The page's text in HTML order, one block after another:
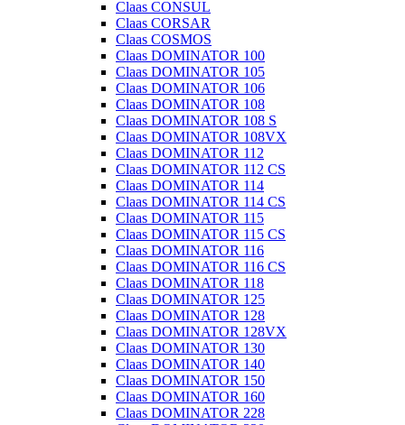
Claas CONSUL
Claas CORSAR
Claas COSMOS
Claas DOMINATOR 100
Claas DOMINATOR 105
Claas DOMINATOR 106
Claas DOMINATOR 108
Claas DOMINATOR 108 S
Claas DOMINATOR 108VX
Claas DOMINATOR 112
Claas DOMINATOR 112 CS
Claas DOMINATOR 114
Claas DOMINATOR 114 CS
Claas DOMINATOR 115
Claas DOMINATOR 115 CS
Claas DOMINATOR 116
Claas DOMINATOR 116 CS
Claas DOMINATOR 118
Claas DOMINATOR 125
Claas DOMINATOR 128
Claas DOMINATOR 128VX
Claas DOMINATOR 130
Claas DOMINATOR 140
Claas DOMINATOR 150
Claas DOMINATOR 160
Claas DOMINATOR 228